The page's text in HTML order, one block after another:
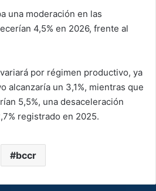
una moderación en las
4,5% en 2026, frente al
por régimen productivo, ya
alcanzaría un 3,1%, mientras que
5,5%, una desaceleración
registrado en 2025.
bccr